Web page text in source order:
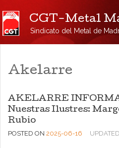
CGT-Metal
Sindicato del Metal de
Akelarre
AKELARRE
Nuestras Ilustres:
Rubio
POSTED ON 2025-06-16